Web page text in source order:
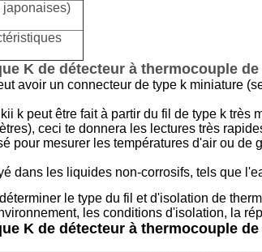
japonaises)
K de détecteur à thermocouple
avoir un connecteur de type k miniature
k peut être fait à partir du fil de type k
ceci te donnera les lectures très
pour mesurer les températures d'air ou
dans les liquides non-corrosifs, tels que
le type du fil et d'isolation de
les conditions d'isolation, la
K de détecteur à thermocouple